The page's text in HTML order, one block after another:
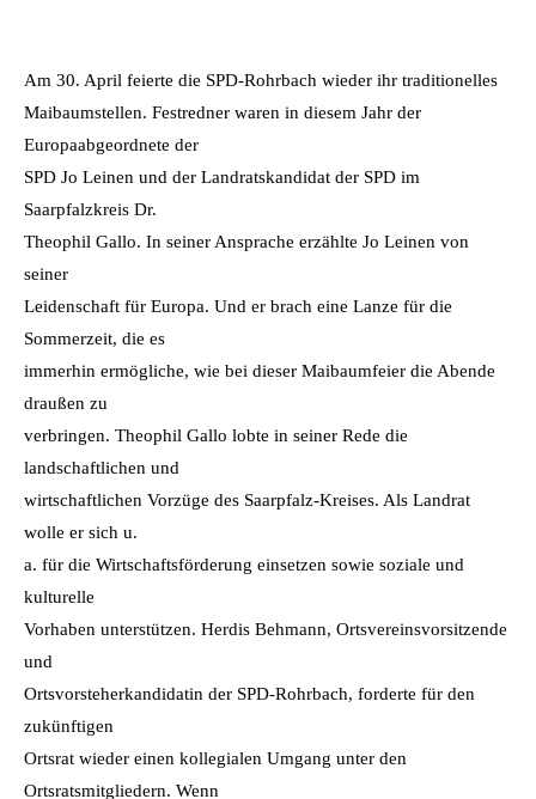
Am 30. April feierte die SPD-Rohrbach wieder ihr traditionelles
Maibaumstellen. Festredner waren in diesem Jahr der
Europaabgeordnete der
SPD Jo Leinen und der Landratskandidat der SPD im
Saarpfalzkreis Dr.
Theophil Gallo. In seiner Ansprache erzählte Jo Leinen von
seiner
Leidenschaft für Europa. Und er brach eine Lanze für die
Sommerzeit, die es
immerhin ermögliche, wie bei dieser Maibaumfeier die Abende
draußen zu
verbringen. Theophil Gallo lobte in seiner Rede die
landschaftlichen und
wirtschaftlichen Vorzüge des Saarpfalz-Kreises. Als Landrat
wolle er sich u.
a. für die Wirtschaftsförderung einsetzen sowie soziale und
kulturelle
Vorhaben unterstützen. Herdis Behmann, Ortsvereinsvorsitzende
und
Ortsvorsteherkandidatin der SPD-Rohrbach, forderte für den
zukünftigen
Ortsrat wieder einen kollegialen Umgang unter den
Ortsratsmitgliedern. Wenn